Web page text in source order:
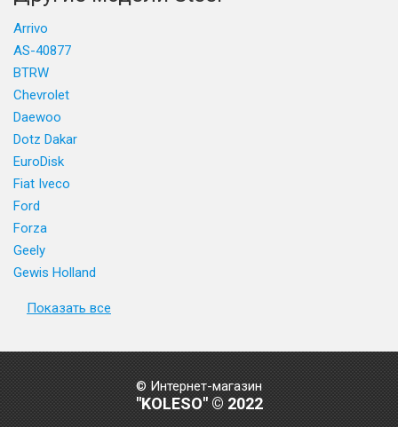
Arrivo
AS-40877
BTRW
Chevrolet
Daewoo
Dotz Dakar
EuroDisk
Fiat Iveco
Ford
Forza
Geely
Gewis Holland
Показать все
© Интернет-магазин
"KOLESO" © 2022